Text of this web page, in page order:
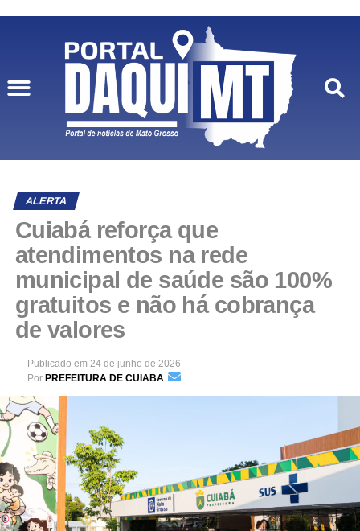
ALERTA
Cuiabá reforça que
atendimentos na rede
municipal de saúde são 100%
gratuitos e não há cobrança
de valores
Publicado em 24 de junho de 2026
Por PREFEITURA DE CUIABA